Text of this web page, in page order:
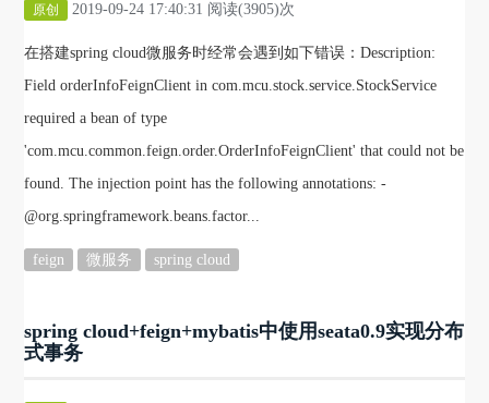
原创 2019-09-24 17:40:31 阅读(3905)次
在搭建spring cloud微服务时经常会遇到如下错误：Description:
Field orderInfoFeignClient in com.mcu.stock.service.StockService
required a bean of type
'com.mcu.common.feign.order.OrderInfoFeignClient' that could not be
found. The injection point has the following annotations: -
@org.springframework.beans.factor...
feign 微服务 spring cloud
spring cloud+feign+mybatis中使用seata0.9实现分布
式事务